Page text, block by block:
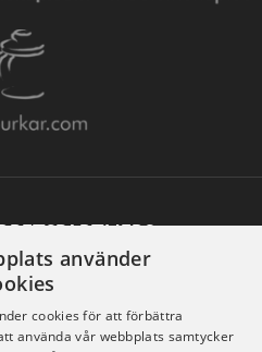
använder
cookies för att förbättra
använda vår webbplats samtycker